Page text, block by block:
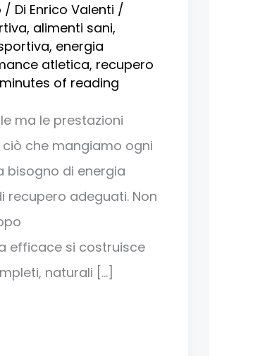
/ Di Enrico Valenti /
, alimenti sani,
, energia
atletica, recupero
of reading
ma le prestazioni
che mangiamo ogni
bisogno di energia
recupero adeguati. Non
efficace si costruisce
naturali […]